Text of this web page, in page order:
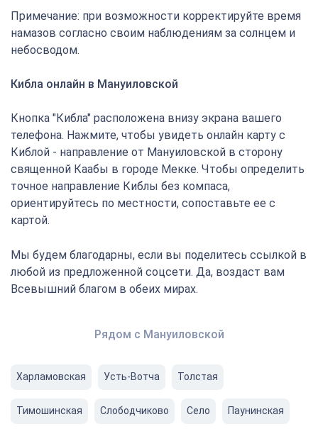
Примечание: при возможности корректируйте время
намазов согласно своим наблюдениям за солнцем и
небосводом.
Кибла онлайн в Мануиловской
Кнопка "Кибла" расположена внизу экрана вашего
телефона. Нажмите, чтобы увидеть онлайн карту с
Киблой - направление от Мануиловской в сторону
священной Каабы в городе Мекке. Чтобы определить
точное направление Киблы без компаса,
ориентируйтесь по местности, сопоставьте ее с
картой.
Мы будем благодарны, если вы поделитесь ссылкой в
любой из предложенной соцсети. Да, воздаст вам
Всевышний благом в обеих мирах.
Рядом с Мануиловской
Харламовская Усть-Вотча Толстая
Тимошинская Слободчиково Село Паунинская